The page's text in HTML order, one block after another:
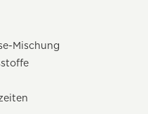
Mischung